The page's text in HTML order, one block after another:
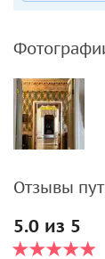
Отзывы
5.0 из 5